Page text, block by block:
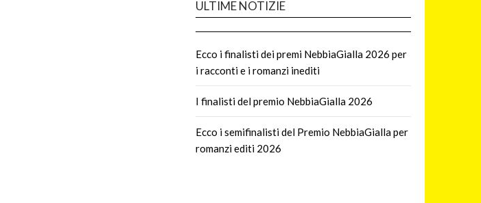
ULTIME NOTIZIE
Ecco i finalisti dei premi NebbiaGialla 2026 per
i racconti e i romanzi inediti
I finalisti del premio NebbiaGialla 2026
Ecco i semifinalisti del Premio NebbiaGialla per
romanzi editi 2026